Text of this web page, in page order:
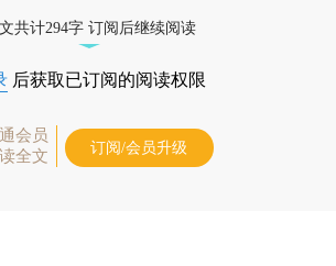
共计294字 订阅后继续阅读
后获取已订阅的阅读权限
会员
全文
订阅/会员升级